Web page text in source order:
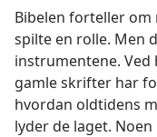
Bibelen forteller
spilte en rolle. Men
instrumentene. Ved
gamle skrifter har
hvordan oldtidens
lyder de laget.